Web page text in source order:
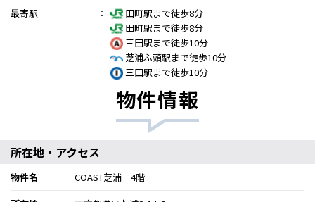
最寄駅
：
田町駅まで徒歩8分
田町駅まで徒歩8分
三田駅まで徒歩10分
芝浦ふ頭駅まで徒歩10分
三田駅まで徒歩10分
物件情報
所在地・アクセス
物件名
COAST芝浦 4階